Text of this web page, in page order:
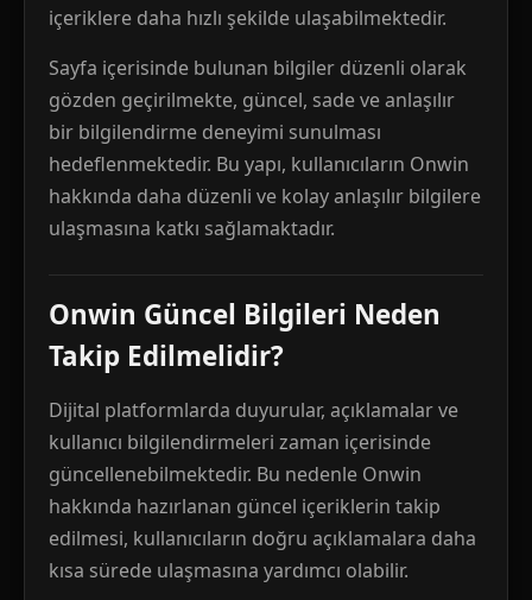
içeriklere daha hızlı şekilde ulaşabilmektedir.
Sayfa içerisinde bulunan bilgiler düzenli olarak
gözden geçirilmekte, güncel, sade ve anlaşılır
bir bilgilendirme deneyimi sunulması
hedeflenmektedir. Bu yapı, kullanıcıların Onwin
hakkında daha düzenli ve kolay anlaşılır bilgilere
ulaşmasına katkı sağlamaktadır.
Onwin Güncel Bilgileri Neden
Takip Edilmelidir?
Dijital platformlarda duyurular, açıklamalar ve
kullanıcı bilgilendirmeleri zaman içerisinde
güncellenebilmektedir. Bu nedenle Onwin
hakkında hazırlanan güncel içeriklerin takip
edilmesi, kullanıcıların doğru açıklamalara daha
kısa sürede ulaşmasına yardımcı olabilir.